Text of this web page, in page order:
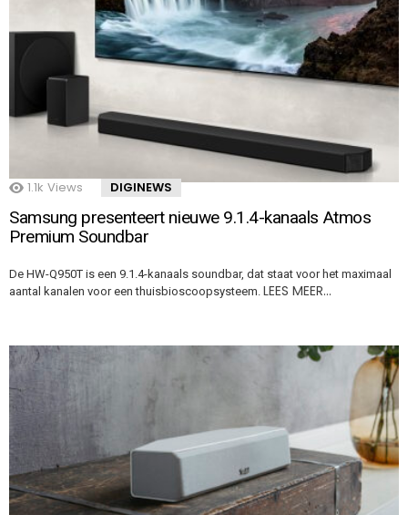
1.1k Views DIGINEWS
Samsung presenteert nieuwe 9.1.4-kanaals Atmos
Premium Soundbar
De HW-Q950T is een 9.1.4-kanaals soundbar, dat staat voor het maximaal
aantal kanalen voor een thuisbioscoopsysteem. LEES MEER…